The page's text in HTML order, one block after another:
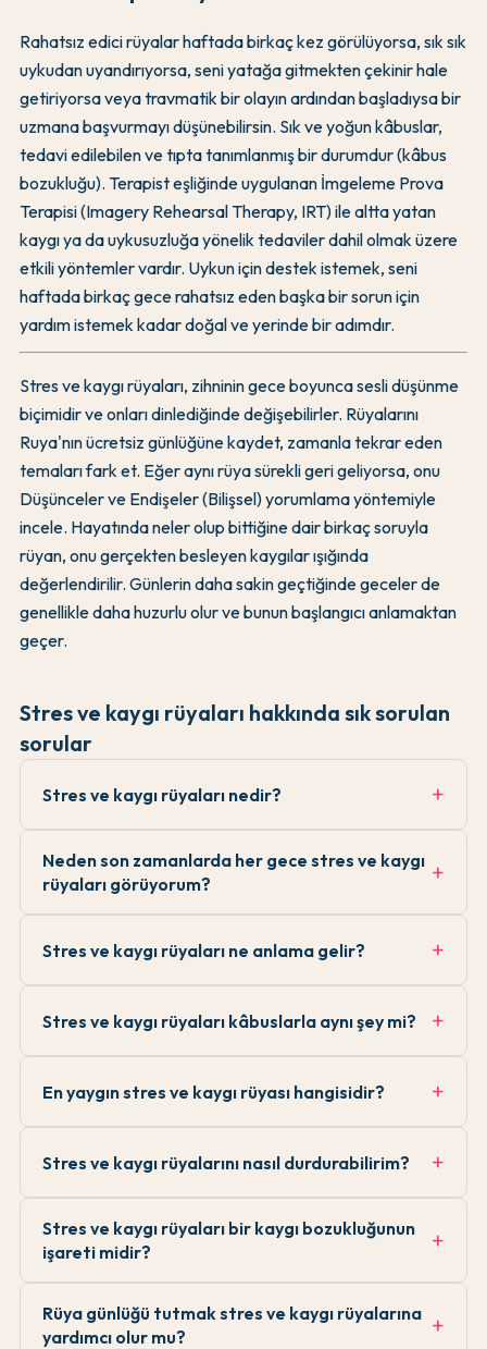
Rahatsız edici rüyalar haftada birkaç kez görülüyorsa, sık sık
uykudan uyandırıyorsa, seni yatağa gitmekten çekinir hale
getiriyorsa veya travmatik bir olayın ardından başladıysa bir
uzmana başvurmayı düşünebilirsin. Sık ve yoğun kâbuslar,
tedavi edilebilen ve tıpta tanımlanmış bir durumdur (kâbus
bozukluğu). Terapist eşliğinde uygulanan İmgeleme Prova
Terapisi (Imagery Rehearsal Therapy, IRT) ile altta yatan
kaygı ya da uykusuzluğa yönelik tedaviler dahil olmak üzere
etkili yöntemler vardır. Uykun için destek istemek, seni
haftada birkaç gece rahatsız eden başka bir sorun için
yardım istemek kadar doğal ve yerinde bir adımdır.
Stres ve kaygı rüyaları, zihninin gece boyunca sesli düşünme
biçimidir ve onları dinlediğinde değişebilirler. Rüyalarını
Ruya'nın ücretsiz günlüğüne kaydet, zamanla tekrar eden
temaları fark et. Eğer aynı rüya sürekli geri geliyorsa, onu
Düşünceler ve Endişeler (Bilişsel) yorumlama yöntemiyle
incele. Hayatında neler olup bittiğine dair birkaç soruyla
rüyan, onu gerçekten besleyen kaygılar ışığında
değerlendirilir. Günlerin daha sakin geçtiğinde geceler de
genellikle daha huzurlu olur ve bunun başlangıcı anlamaktan
geçer.
Stres ve kaygı rüyaları hakkında sık sorulan
sorular
Stres ve kaygı rüyaları nedir?
Neden son zamanlarda her gece stres ve kaygı
rüyaları görüyorum?
Stres ve kaygı rüyaları ne anlama gelir?
Stres ve kaygı rüyaları kâbuslarla aynı şey mi?
En yaygın stres ve kaygı rüyası hangisidir?
Stres ve kaygı rüyalarını nasıl durdurabilirim?
Stres ve kaygı rüyaları bir kaygı bozukluğunun
işareti midir?
Rüya günlüğü tutmak stres ve kaygı rüyalarına
yardımcı olur mu?